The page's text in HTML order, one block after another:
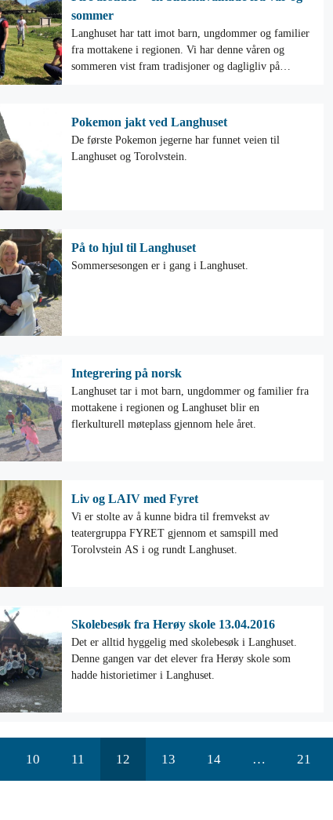
sommer
Langhuset har tatt imot barn, ungdommer og familier
fra mottakene i regionen. Vi har denne våren og
sommeren vist fram tradisjoner og dagligliv på
Pokemon jakt ved Langhuset
De første Pokemon jegerne har funnet veien til
Langhuset og Torolvstein.
På to hjul til Langhuset
Sommersesongen er i gang i Langhuset.
Integrering på norsk
Langhuset tar i mot barn, ungdommer og familier fra
mottakene i regionen og Langhuset blir en
flerkulturell møteplass gjennom hele året.
Liv og LAIV med Fyret
Vi er stolte av å kunne bidra til fremvekst av
teatergruppa FYRET gjennom et samspill med
Torolvstein AS i og rundt Langhuset.
Skolebesøk fra Herøy skole 13.04.2016
Det er alltid hyggelig med skolebesøk i Langhuset.
Denne gangen var det elever fra Herøy skole som
hadde historietimer i Langhuset.
10 11 12 13 14 … 21